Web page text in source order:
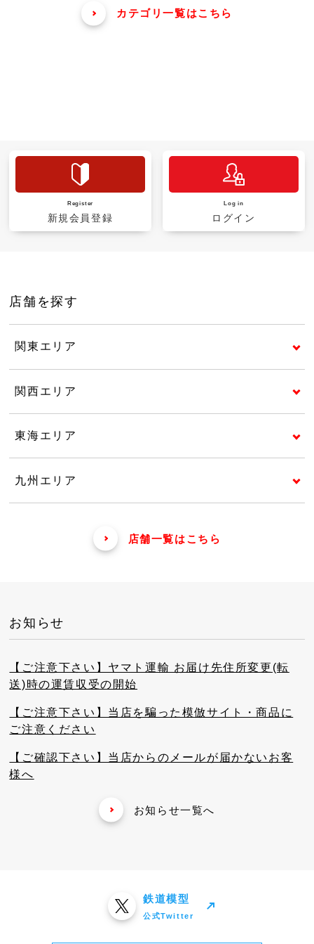
カテゴリ一覧はこちら
Register
新規会員登録
Log in
ログイン
店舗を探す
関東エリア
関西エリア
東海エリア
九州エリア
店舗一覧はこちら
お知らせ
【ご注意下さい】ヤマト運輸 お届け先住所変更(転
送)時の運賃収受の開始
【ご注意下さい】当店を騙った模倣サイト・商品に
ご注意ください
【ご確認下さい】当店からのメールが届かないお客
様へ
お知らせ一覧へ
鉄道模型
公式Twitter